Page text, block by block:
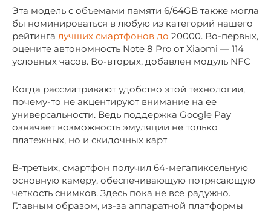
Эта модель с объемами памяти 6/64GB также могла
бы номинироваться в любую из категорий нашего
рейтинга лучших смартфонов до 20000. Во-первых,
оцените автономность Note 8 Pro от Xiaomi — 114
условных часов. Во-вторых, добавлен модуль NFC
Когда рассматривают удобство этой технологии,
почему-то не акцентируют внимание на ее
универсальности. Ведь поддержка Google Pay
означает возможность эмуляции не только
платежных, но и скидочных карт
В-третьих, смартфон получил 64-мегапиксельную
основную камеру, обеспечивающую потрясающую
четкость снимков. Здесь пока не все радужно.
Главным образом, из-за аппаратной платформы